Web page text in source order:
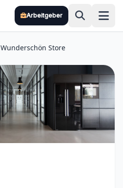
Arbeitgeber
Wunderschön Store